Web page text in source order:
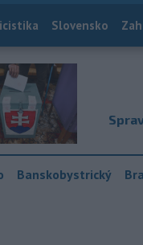
Slovensko
Banskobystrický